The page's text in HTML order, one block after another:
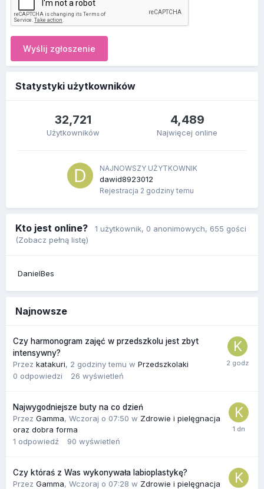
Wyślij zgłoszenie
Statystyki użytkowników
32,721
Użytkowników
4,489
Najwięcej online
NAJNOWSZY UŻYTKOWNIK
dawid8923012
Rejestracja 2 godziny temu
Kto jest online? 1 użytkownik, 0 anonimowych, 655 gości
(Zobacz pełną listę)
DanielBes
Najnowsze
Czy harmonogram zajęć w przedszkolu jest zbyt
intensywny?
Przez katakuri, 2 godziny temu w Przedszkolaki
0 odpowiedzi 26 wyświetleń
Najwygodniejsze buty na co dzień
Przez Gamma, Wczoraj o 07:50 w Zdrowie i pielęgnacja
oraz dobra forma
1 odpowiedź 90 wyświetleń
Czy któraś z Was wykonywała labioplastykę?
Przez Gamma, Wczoraj o 07:28 w Zdrowie i pielęgnacja